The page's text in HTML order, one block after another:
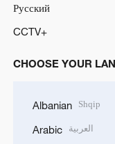
Русский
CCTV+
CHOOSE YOUR
Albanian Shqip
Arabic العربية